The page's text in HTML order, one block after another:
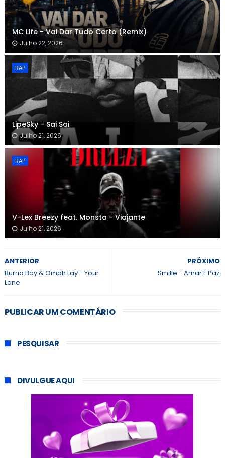
MC Life - Vai Dar Tudo Certo (Remix)
Julho 22, 2026
RAP
LipeSky - Sai Sai
Julho 21, 2026
RAP
V-Lex Breezy feat. Monsta - Viajante
Julho 21, 2026
PRÓXIMO
Smille - Amar É Paz
ANTERIOR
Burna Boy & Omah Lay - Your
Lane
PUBLICAR UM COMENTÁRIO
PESQUISAR
DIVULGUE AQUI